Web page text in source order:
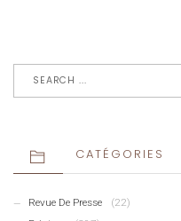
CATÉGORIES
Revue De Presse
(22)